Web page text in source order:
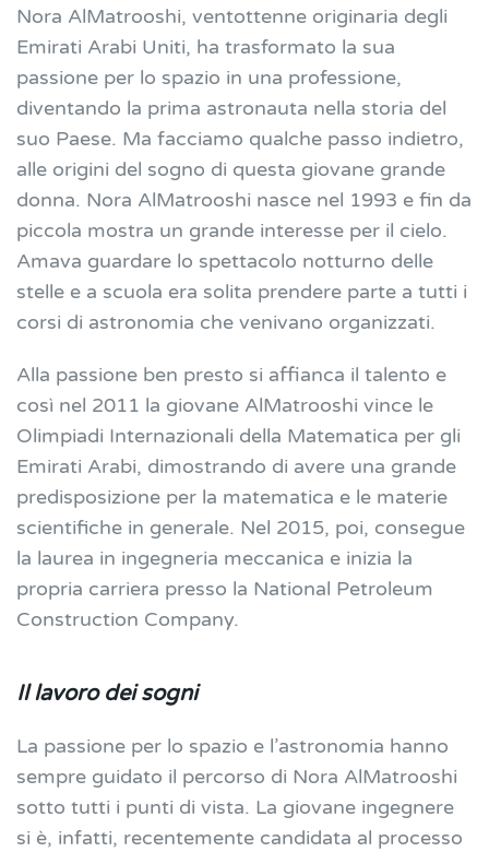
Nora AlMatrooshi, ventottenne originaria degli
Emirati Arabi Uniti, ha trasformato la sua
passione per lo spazio in una professione,
diventando la prima astronauta nella storia del
suo Paese. Ma facciamo qualche passo indietro,
alle origini del sogno di questa giovane grande
donna. Nora AlMatrooshi nasce nel 1993 e fin da
piccola mostra un grande interesse per il cielo.
Amava guardare lo spettacolo notturno delle
stelle e a scuola era solita prendere parte a tutti i
corsi di astronomia che venivano organizzati.
Alla passione ben presto si affianca il talento e
così nel 2011 la giovane AlMatrooshi vince le
Olimpiadi Internazionali della Matematica per gli
Emirati Arabi, dimostrando di avere una grande
predisposizione per la matematica e le materie
scientifiche in generale. Nel 2015, poi, consegue
la laurea in ingegneria meccanica e inizia la
propria carriera presso la National Petroleum
Construction Company.
Il lavoro dei sogni
La passione per lo spazio e l’astronomia hanno
sempre guidato il percorso di Nora AlMatrooshi
sotto tutti i punti di vista. La giovane ingegnere
si è, infatti, recentemente candidata al processo